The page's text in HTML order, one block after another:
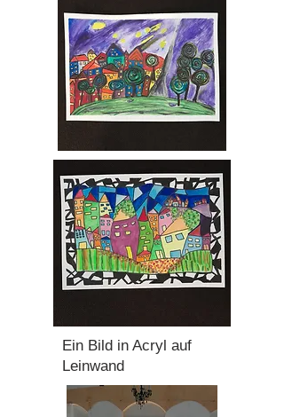
Ein Bild in Acryl auf
Leinwand